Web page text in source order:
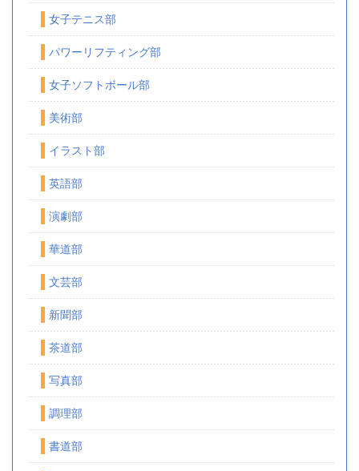
女子テニス部
パワーリフティング部
女子ソフトボール部
美術部
イラスト部
英語部
演劇部
華道部
文芸部
新聞部
茶道部
写真部
調理部
書道部